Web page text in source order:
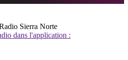
Sierra Norte
dans l'application :